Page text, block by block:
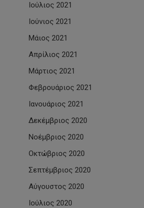
Ιούλιος 2021
Ιούνιος 2021
Μάιος 2021
Απρίλιος 2021
Μάρτιος 2021
Φεβρουάριος 2021
Ιανουάριος 2021
Δεκέμβριος 2020
Νοέμβριος 2020
Οκτώβριος 2020
Σεπτέμβριος 2020
Αύγουστος 2020
Ιούλιος 2020